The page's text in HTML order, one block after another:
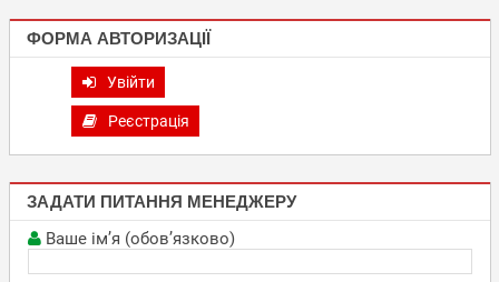
ФОРМА АВТОРИЗАЦІЇ
Увійти
Реєстрація
ЗАДАТИ ПИТАННЯ МЕНЕДЖЕРУ
Ваше ім’я (обов’язково)